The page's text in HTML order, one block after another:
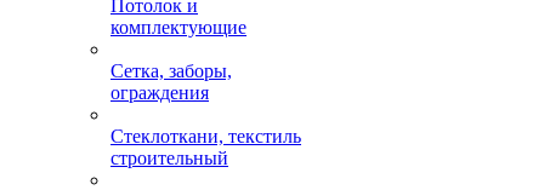
Потолок и
комплектующие
Сетка, заборы,
ограждения
Стеклоткани, текстиль
строительный